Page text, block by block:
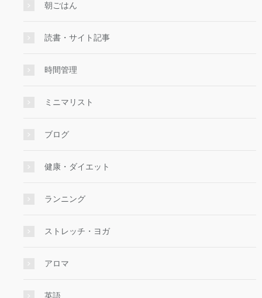
朝ごはん
読書・サイト記事
時間管理
ミニマリスト
ブログ
健康・ダイエット
ランニング
ストレッチ・ヨガ
アロマ
英語